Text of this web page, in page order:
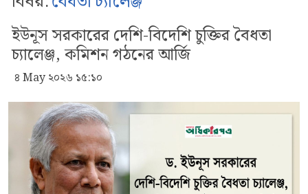
ইউনূস সরকারের দেশি-বিদেশি চুক্তির বৈধতা
চ্যালেঞ্জ, কমিশন গঠনের আর্জি
৪ May ২০২৬ ১৫:১০